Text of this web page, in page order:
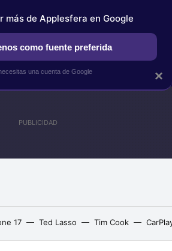
APPLESFERA SELECCIÓN
17 Ted Lasso Tim Cook
×
más de Applesfera en Google
como fuente preferida
una cuenta de Google